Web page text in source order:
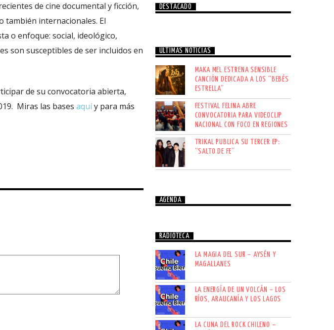
de cine documental y ficción,
también internacionales. El
o enfoque: social, ideológico,
son susceptibles de ser incluidos en
de su convocatoria abierta,
Miras las bases aquíy para más
DESTACADO
ÚLTIMAS NOTICIAS
MAKA MEL ESTRENA SENSIBLE
CANCIÓN DEDICADA A LOS “BEBÉS
ESTRELLA”
FESTIVAL FELINA ABRE
CONVOCATORIA PARA VIDEOCLIP
NACIONAL CON FOCO EN REGIONES
TRIKAL PUBLICA SU TERCER EP:
“SALTO DE FE”
AGENDA
RADIOTECA
LA MAGIA DEL SUR – AYSÉN Y
MAGALLANES
LA ENERGÍA DE UN VOLCÁN – LOS
RÍOS, ARAUCANÍA Y LOS LAGOS
LA CUNA DEL ROCK CHILENO –